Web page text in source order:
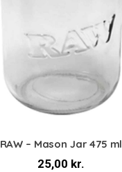
RAW – Mason Jar 475 ml
25,00 kr.